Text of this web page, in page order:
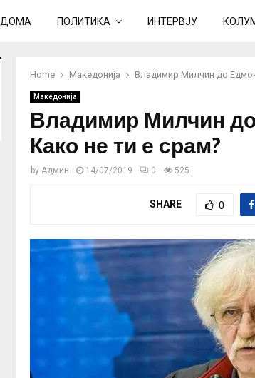
ДОМА ПОЛИТИКА ИНТЕРВЈУ
Home Македонија Владимир Милчин до
Македонија
Владимир Милчин
Како не ти е срам?
by Админ 14/07/2019 0 525
SHARE 0